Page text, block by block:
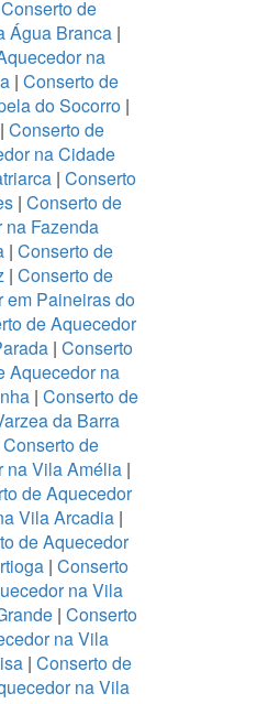
Conserto de
Água Branca|
na
| Conserto de
do Socorro |
| Conserto de
na Cidade
| Conserto
| Conserto de
Fazenda
| Conserto de
| Conserto de
em Paineiras do
de Aquecedor
| Conserto
Aquecedor na
| Conserto de
da Barra
Conserto de
na Vila Amélia |
de Aquecedor
Vila Arcadia |
de Aquecedor
| Conserto
na Vila
| Conserto
na Vila
| Conserto de
na Vila